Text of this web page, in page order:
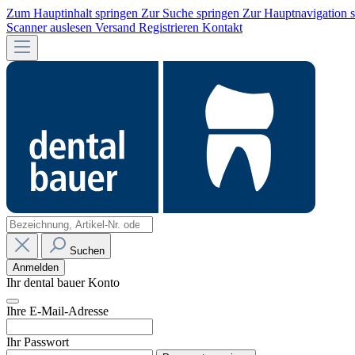
Zum Hauptinhalt springen Zur Suche springen Zur Hauptnavigation
Scanner auslesen Versand Registrieren Kontakt
Suchen
Anmelden
Ihr dental bauer Konto
Ihre E-Mail-Adresse
Ihr Passwort